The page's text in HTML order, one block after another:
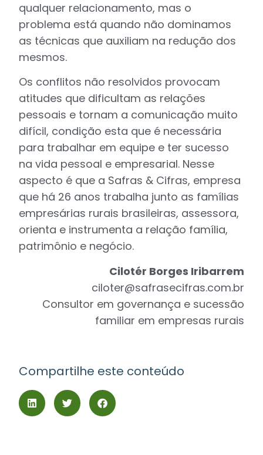
qualquer relacionamento, mas o
problema está quando não dominamos
as técnicas que auxiliam na redução dos
mesmos.
Os conflitos não resolvidos provocam
atitudes que dificultam as relações
pessoais e tornam a comunicação muito
difícil, condição esta que é necessária
para trabalhar em equipe e ter sucesso
na vida pessoal e empresarial. Nesse
aspecto é que a Safras & Cifras, empresa
que há 26 anos trabalha junto as famílias
empresárias rurais brasileiras, assessora,
orienta e instrumenta a relação família,
patrimônio e negócio.
Cilotér Borges Iribarrem
ciloter@safrasecifras.com.br
Consultor em governança e sucessão
familiar em empresas rurais
Compartilhe este conteúdo